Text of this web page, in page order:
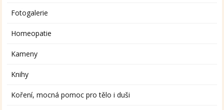
Fotogalerie
Homeopatie
Kameny
Knihy
Koření, mocná pomoc pro tělo i duši